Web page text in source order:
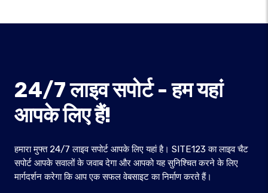
24/7 लाइव सपोर्ट - हम यहां
आपके लिए हैं!
हमारा मुफ्त 24/7 लाइव सपोर्ट आपके लिए यहां है। SITE123 का लाइव चैट
सपोर्ट आपके सवालों के जवाब देगा और आपको यह सुनिश्चित करने के लिए
मार्गदर्शन करेगा कि आप एक सफल वेबसाइट का निर्माण करते हैं।